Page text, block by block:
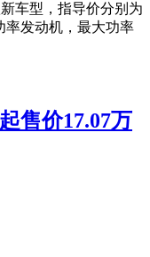
车型，指导价分别为
率发动机，最大功率
售价17.07万